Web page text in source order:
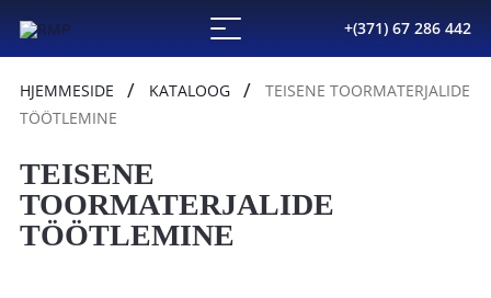
+(371) 67 286 442
HJEMMESIDE KATALOOG
TEISENE TOORMATERJALIDE
TÖÖTLEMINE
TEISENE
TOORMATERJALIDE
TÖÖTLEMINE